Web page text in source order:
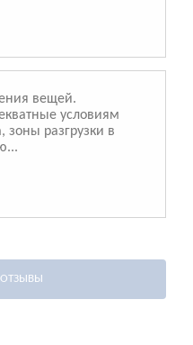
вещей.
условиям
зоны разгрузки в
ОТЗЫВЫ